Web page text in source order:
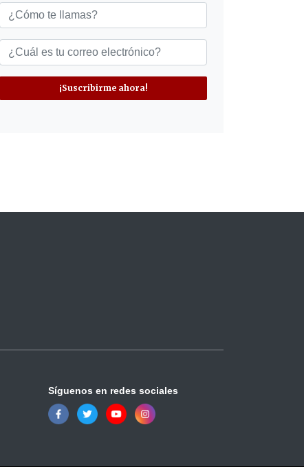
¡Suscribirme ahora!
Síguenos en redes sociales